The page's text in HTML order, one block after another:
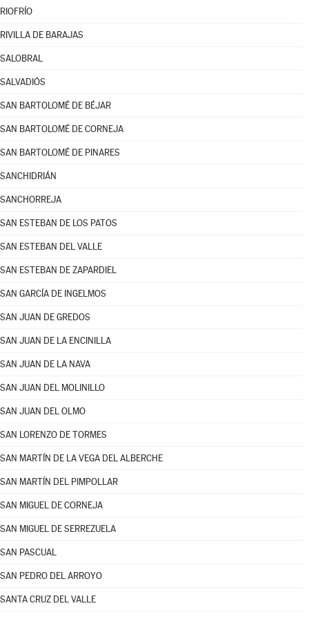
RIOFRÍO
RIVILLA DE BARAJAS
SALOBRAL
SALVADIÓS
SAN BARTOLOMÉ DE BÉJAR
SAN BARTOLOMÉ DE CORNEJA
SAN BARTOLOMÉ DE PINARES
SANCHIDRIÁN
SANCHORREJA
SAN ESTEBAN DE LOS PATOS
SAN ESTEBAN DEL VALLE
SAN ESTEBAN DE ZAPARDIEL
SAN GARCÍA DE INGELMOS
SAN JUAN DE GREDOS
SAN JUAN DE LA ENCINILLA
SAN JUAN DE LA NAVA
SAN JUAN DEL MOLINILLO
SAN JUAN DEL OLMO
SAN LORENZO DE TORMES
SAN MARTÍN DE LA VEGA DEL ALBERCHE
SAN MARTÍN DEL PIMPOLLAR
SAN MIGUEL DE CORNEJA
SAN MIGUEL DE SERREZUELA
SAN PASCUAL
SAN PEDRO DEL ARROYO
SANTA CRUZ DEL VALLE